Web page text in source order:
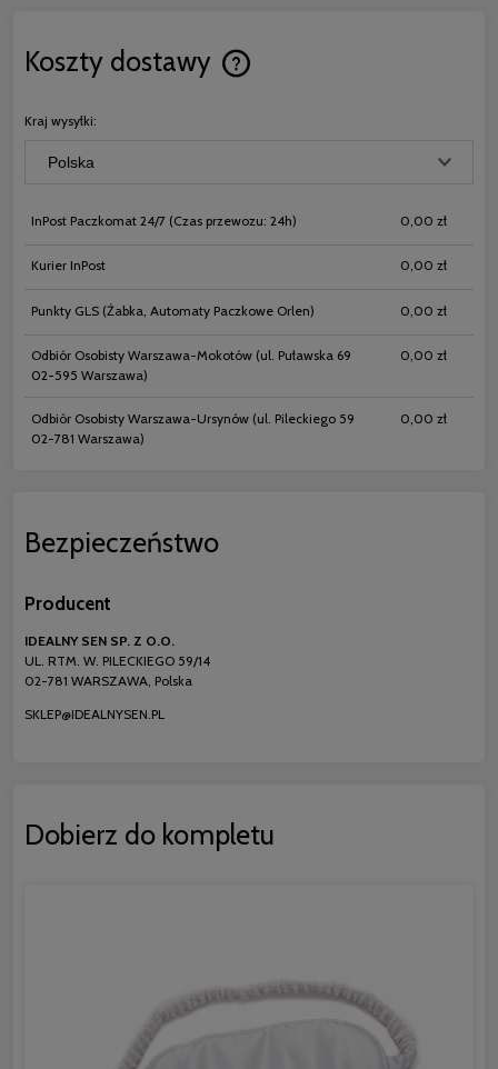
Koszty dostawy
Cena nie zawiera ewentualnych
Kraj wysyłki:
InPost Paczkomat 24/7 (Czas przewozu: 24h) 0,00 zł
Kurier InPost 0,00 zł
Punkty GLS (Żabka, Automaty Paczkowe Orlen) 0,00 zł
Odbiór Osobisty Warszawa-Mokotów (ul. Puławska 69
02-595 Warszawa)
0,00 zł
Odbiór Osobisty Warszawa-Ursynów (ul. Pileckiego 59
02-781 Warszawa)
0,00 zł
Bezpieczeństwo
Producent
IDEALNY SEN SP. Z O.O.
UL. RTM. W. PILECKIEGO 59/14
02-781 WARSZAWA, Polska
SKLEP@IDEALNYSEN.PL
Dobierz do kompletu